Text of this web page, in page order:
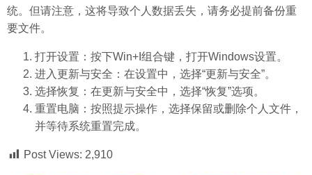
统。但请注意，这将导致个人数据丢失，请务必提前备份重
要文件。
打开设置：按下Win+I组合键，打开Windows设置。
进入更新与安全：在设置中，选择“更新与安全”。
选择恢复：在更新与安全中，选择“恢复”选项。
重置电脑：按照提示操作，选择保留或删除个人文件，
并等待系统重置完成。
Post Views: 2,910